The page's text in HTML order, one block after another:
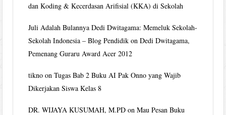
dan Koding & Kecerdasan Arifisial (KKA) di Sekolah
Juli Adalah Bulannya Dedi Dwitagama: Memeluk Sekolah-
Sekolah Indonesia – Blog Pendidik onDedi Dwitagama,
Pemenang Guraru Award Acer 2012
tikno onTugas Bab 2 Buku AI Pak Onno yang Wajib
Dikerjakan Siswa Kelas 8
DR. WIJAYA KUSUMAH, M.PD onMau Pesan Buku